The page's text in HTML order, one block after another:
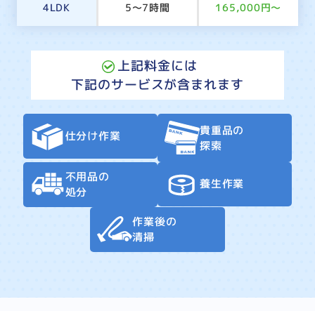
4LDK 5～7時間 165,000円～
上記料金には
下記のサービスが含まれます
仕分け作業
貴重品の
探索
不用品の
処分
養生作業
作業後の
清掃